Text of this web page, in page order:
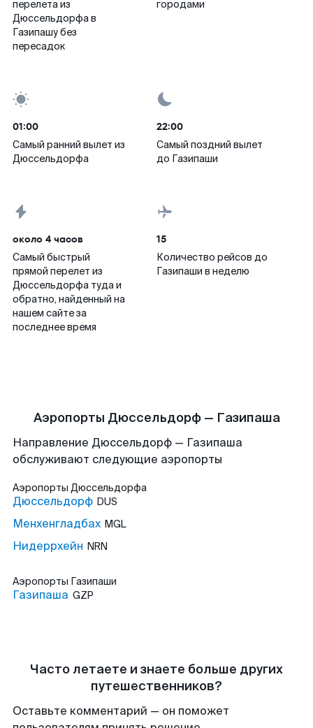
перелета из
Дюссельдорфа в
Газипашу без
пересадок
городами
01:00
Самый ранний вылет из
Дюссельдорфа
22:00
Самый поздний вылет
до Газипаши
около 4 часов
Самый быстрый
прямой перелет из
Дюссельдорфа туда и
обратно, найденный на
нашем сайте за
последнее время
15
Количество рейсов до
Газипаши в неделю
Аэропорты Дюссельдорф — Газипаша
Направление Дюссельдорф — Газипаша
обслуживают следующие аэропорты
Аэропорты Дюссельдорфа
Дюссельдорф DUS
Менхенгладбах MGL
Нидеррхейн NRN
Аэропорты Газипаши
Газипаша GZP
Часто летаете и знаете больше других
путешественников?
Оставьте комментарий — он поможет